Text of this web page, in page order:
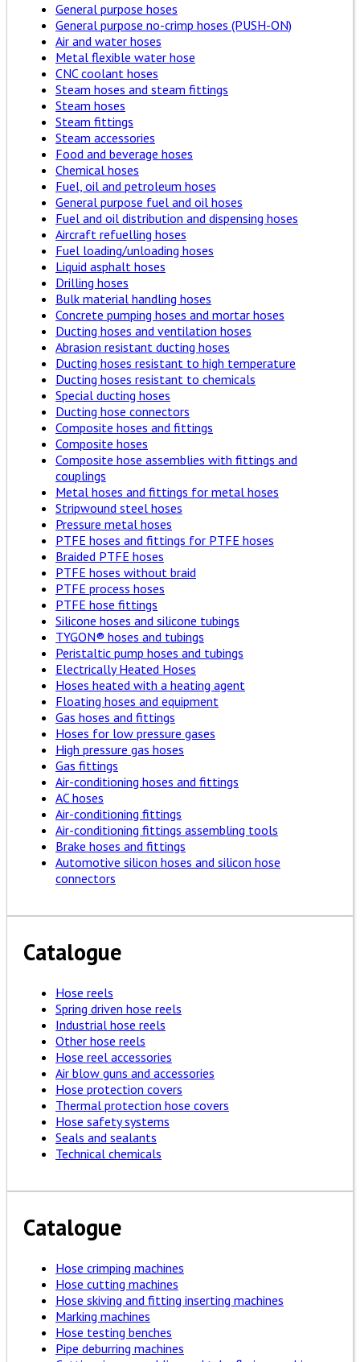
General purpose hoses
General purpose no-crimp hoses (PUSH-ON)
Air and water hoses
Metal flexible water hose
CNC coolant hoses
Steam hoses and steam fittings
Steam hoses
Steam fittings
Steam accessories
Food and beverage hoses
Chemical hoses
Fuel, oil and petroleum hoses
General purpose fuel and oil hoses
Fuel and oil distribution and dispensing hoses
Aircraft refuelling hoses
Fuel loading/unloading hoses
Liquid asphalt hoses
Drilling hoses
Bulk material handling hoses
Concrete pumping hoses and mortar hoses
Ducting hoses and ventilation hoses
Abrasion resistant ducting hoses
Ducting hoses resistant to high temperature
Ducting hoses resistant to chemicals
Special ducting hoses
Ducting hose connectors
Composite hoses and fittings
Composite hoses
Composite hose assemblies with fittings and
couplings
Metal hoses and fittings for metal hoses
Stripwound steel hoses
Pressure metal hoses
PTFE hoses and fittings for PTFE hoses
Braided PTFE hoses
PTFE hoses without braid
PTFE process hoses
PTFE hose fittings
Silicone hoses and silicone tubings
TYGON® hoses and tubings
Peristaltic pump hoses and tubings
Electrically Heated Hoses
Hoses heated with a heating agent
Floating hoses and equipment
Gas hoses and fittings
Hoses for low pressure gases
High pressure gas hoses
Gas fittings
Air-conditioning hoses and fittings
AC hoses
Air-conditioning fittings
Air-conditioning fittings assembling tools
Brake hoses and fittings
Automotive silicon hoses and silicon hose
connectors
Catalogue
Hose reels
Spring driven hose reels
Industrial hose reels
Other hose reels
Hose reel accessories
Air blow guns and accessories
Hose protection covers
Thermal protection hose covers
Hose safety systems
Seals and sealants
Technical chemicals
Catalogue
Hose crimping machines
Hose cutting machines
Hose skiving and fitting inserting machines
Marking machines
Hose testing benches
Pipe deburring machines